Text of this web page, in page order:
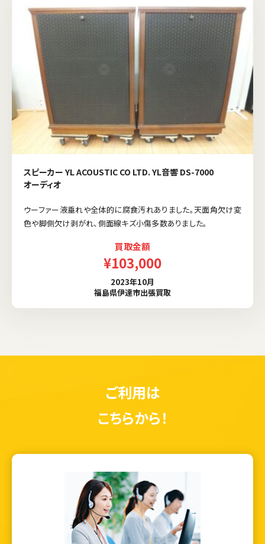
スピーカー YL ACOUSTIC CO LTD. YL音響 DS-7000
オーディオ
ウーファー液垂れや全体的に腐食汚れありました。天面角欠け変
色や脚側欠け剥がれ、側面線キズ小傷多数ありました。
買取金額
¥103,000
2023年10月
福島県伊達市出張買取
ご利用は
こちらから！